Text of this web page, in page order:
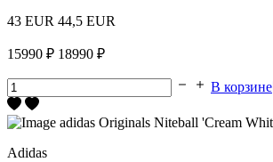
43 EUR 44,5 EUR
15990 ₽ 18990 ₽
В корзине
Adidas